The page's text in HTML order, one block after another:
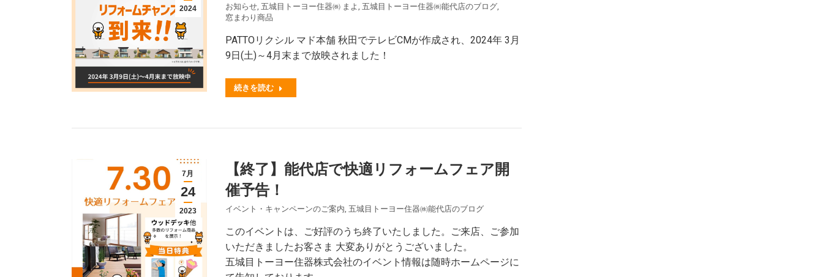
2024 お知らせ, 五城目トーヨー住器㈱ まよ , 五城目トーヨー住器㈱能代店のブログ,
窓まわり商品
PATTOリクシル マド本舗 秋田でテレビCMが作成され、2024年 3月
9日(土)～4月末まで放映されました！
続きを読む
7月
24
2023
【終了】能代店で快適リフォームフェア開
催予告！
イベント・キャンペーンのご案内, 五城目トーヨー住器㈱能代店のブログ
このイベントは、ご好評のうち終了いたしました。ご来店、ご参加
いただきましたお客さま 大変ありがとうございました。
五城目トーヨー住器株式会社のイベント情報は随時ホームページに